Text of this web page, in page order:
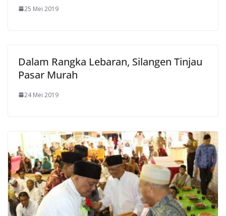
25 Mei 2019
Dalam Rangka Lebaran, Silangen Tinjau
Pasar Murah
24 Mei 2019